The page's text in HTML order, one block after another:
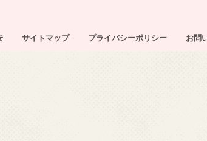
サイトマップ プライバシーポリシー お問